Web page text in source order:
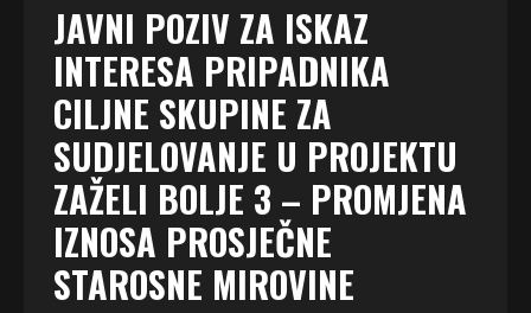
JAVNI POZIV ZA ISKAZ
INTERESA PRIPADNIKA
CILJNE SKUPINE ZA
SUDJELOVANJE U PROJEKTU
ZAŽELI BOLJE 3 – PROMJENA
IZNOSA PROSJEČNE
STAROSNE MIROVINE